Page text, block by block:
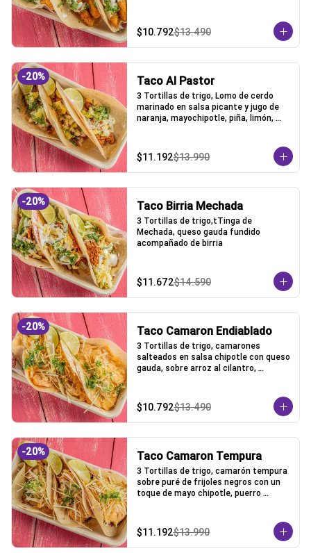
$10.792$13.490
-20% Taco Al Pastor
3 Tortillas de trigo, Lomo de cerdo
marinado en salsa picante y jugo de
naranja, mayochipotle, piña, limón,
$11.192$13.990
-20% Taco Birria Mechada
3 Tortillas de trigo,tTinga de
Mechada, queso gauda fundido
acompañado de birria
$11.672$14.590
-20% Taco Camaron Endiablado
3 Tortillas de trigo, camarones
salteados en salsa chipotle con queso
gauda, sobre arroz al cilantro,
$10.792$13.490
-20% Taco Camaron Tempura
3 Tortillas de trigo, camarón tempura
sobre puré de frijoles negros con un
toque de mayo chipotle, puerro
$11.192$13.990